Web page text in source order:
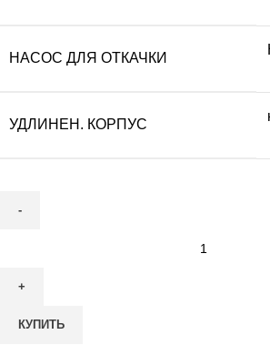
НАСОС ДЛЯ ОТКАЧКИ
УДЛИНЕН. КОРПУС
Септик
IlmaКУПИТЬ